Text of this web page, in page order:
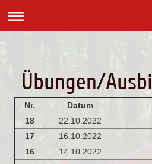
Übungen/
Nr. Datum
18
22.10.2022
17
16.10.2022
16
14.10.2022